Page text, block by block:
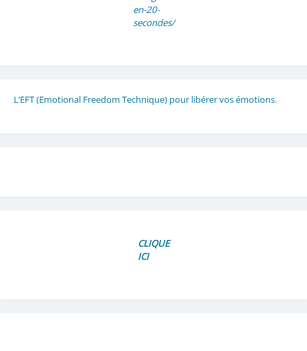
en-20-
secondes/
L’EFT (Emotional Freedom Technique) pour libérer vos émotions.
CLIQUE
ICI